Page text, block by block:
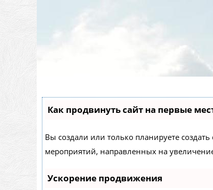
Как продвинуть сайт на первые
Вы создали или только планируете
мероприятий, направленных на
Ускорение продвижения